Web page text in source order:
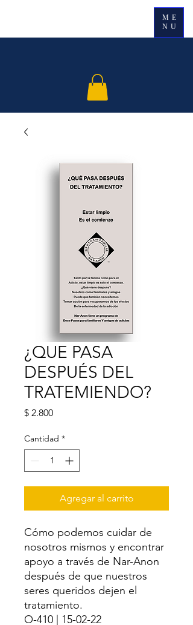
ME
NU
¿QUE PASA
DESPUÉS DEL
TRATEMIENDO?
$ 2.800Precio
Cantidad *
Agregar al carrito
Cómo podemos cuidar de
nosotros mismos y encontrar
apoyo a través de Nar-Anon
después de que nuestros
seres queridos dejen el
tratamiento.
O-410 | 15-02-22